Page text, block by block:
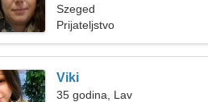
Szeged
Prijateljstvo
Viki
35 godina, Lav